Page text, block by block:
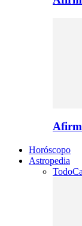
Horóscopo
Astropedia
Todo